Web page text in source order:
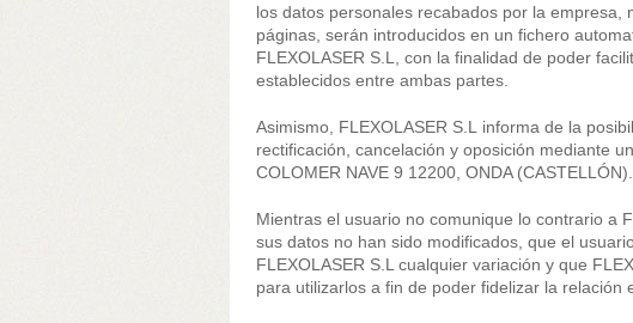
los datos personales recabados por la empresa,
páginas, serán introducidos en un fichero
FLEXOLASER S.L, con la finalidad de poder
establecidos entre ambas partes.
Asimismo, FLEXOLASER S.L informa de la
rectificación, cancelación y oposición mediante
COLOMER NAVE 9 12200, ONDA (CASTELLÓN).
Mientras el usuario no comunique lo contrario a
sus datos no han sido modificados, que el
FLEXOLASER S.L cualquier variación y que
para utilizarlos a fin de poder fidelizar la relación